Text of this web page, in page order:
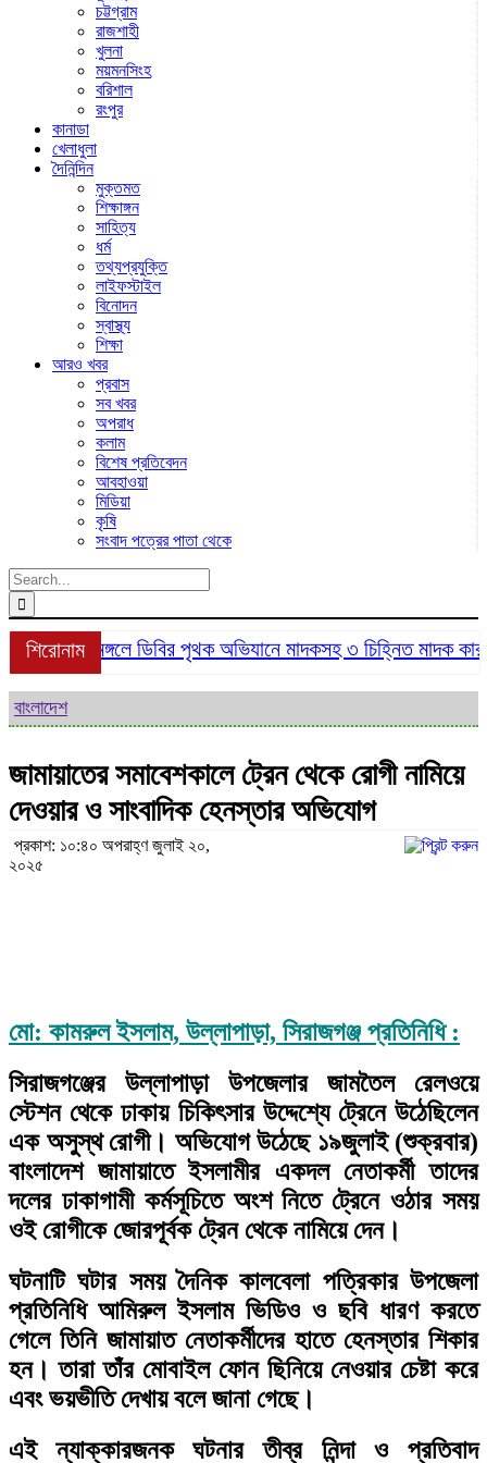
চট্টগ্রাম
রাজশাহী
খুলনা
ময়মনসিংহ
বরিশাল
রংপুর
কানাডা
খেলাধুলা
দৈনিন্দিন
মুক্তমত
শিক্ষাঙ্গন
সাহিত্য
ধর্ম
তথ্যপ্রযুক্তি
লাইফস্টাইল
বিনোদন
স্বাস্থ্য
শিক্ষা
আরও খবর
প্রবাস
সব খবর
অপরাধ
কলাম
বিশেষ প্রতিবেদন
আবহাওয়া
মিডিয়া
কৃষি
সংবাদ পত্রের পাতা থেকে
Search
for:
শিরোনামশ্রীমঙ্গলে ডিবির পৃথক অভিযানে মাদকসহ ৩ চিহ্নিত মাদক
বাংলাদেশ
জামায়াতের সমাবেশকালে ট্রেন থেকে রোগী নামিয়ে
দেওয়ার ও সাংবাদিক হেনস্তার অভিযোগ
প্রকাশ: ১০:৪০ অপরাহ্ণ জুলাই ২০,
২০২৫
মো: কামরুল ইসলাম, উল্লাপাড়া, সিরাজগঞ্জ প্রতিনিধি :
সিরাজগঞ্জের উল্লাপাড়া উপজেলার জামতৈল রেলওয়ে
স্টেশন থেকে ঢাকায় চিকিৎসার উদ্দেশ্যে ট্রেনে উঠেছিলেন
এক অসুস্থ রোগী। অভিযোগ উঠেছে ১৯জুলাই (শুক্রবার)
বাংলাদেশ জামায়াতে ইসলামীর একদল নেতাকর্মী তাদের
দলের ঢাকাগামী কর্মসূচিতে অংশ নিতে ট্রেনে ওঠার সময়
ওই রোগীকে জোরপূর্বক ট্রেন থেকে নামিয়ে দেন।
ঘটনাটি ঘটার সময় দৈনিক কালবেলা পত্রিকার উপজেলা
প্রতিনিধি আমিরুল ইসলাম ভিডিও ও ছবি ধারণ করতে
গেলে তিনি জামায়াত নেতাকর্মীদের হাতে হেনস্তার শিকার
হন। তারা তাঁর মোবাইল ফোন ছিনিয়ে নেওয়ার চেষ্টা করে
এবং ভয়ভীতি দেখায় বলে জানা গেছে।
এই ন্যাক্কারজনক ঘটনার তীব্র নিন্দা ও প্রতিবাদ